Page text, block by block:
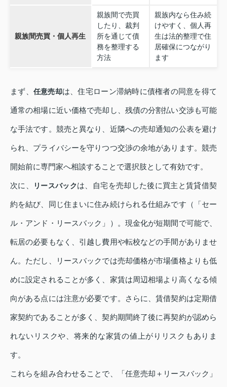
親族間売買・個人再生
親族間で売買
したり、裁判
所を通じて債
務を整理する
方法
親族内なら住み続
けやすく、個人再
生は法的整理で住
居確保につながり
ます
まず、 任意売却は、住宅ローン滞納時に債権者の同意を得て
通常の相場に近い価格で売却し、残債の分割払い交渉も可能
な手法です。競売と異なり、近隣への売却通知の公表を避け
られ、プライバシーを守りつつ交渉の余地があります。競売
開始前に専門家へ相談することで選択肢として有効です。
次に、 リースバックは、自宅を売却した後に買主と賃貸借契
約を結び、同じ住まいに住み続けられる仕組みです（「セー
ル・アンド・リースバック」）。現金化が短期間で可能で、
転居の必要もなく、引越し費用や転校などの手間がありませ
ん。ただし、リースバックでは売却価格が市場価格よりも低
めに設定されることが多く、家賃は周辺相場より高くなる傾
向がある点には注意が必要です。さらに、賃借契約は定期借
家契約であることが多く、契約期間終了後に再契約が認めら
れないリスクや、将来的な家賃の値上がりリスクもありま
す。
これらを組み合わせることで、「任意売却＋リースバック」